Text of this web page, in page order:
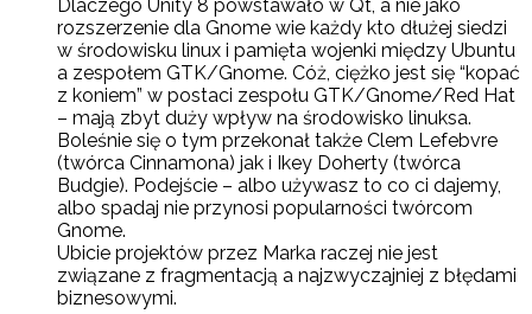
Dlaczego Unity 8 powstawało w Qt, a nie jako
rozszerzenie dla Gnome wie każdy kto dłużej siedzi
w środowisku linux i pamięta wojenki między Ubuntu
a zespołem GTK/Gnome. Cóż, ciężko jest się “kopać
z koniem” w postaci zespołu GTK/Gnome/Red Hat
– mają zbyt duży wpływ na środowisko linuksa.
Boleśnie się o tym przekonał także Clem Lefebvre
(twórca Cinnamona) jak i Ikey Doherty (twórca
Budgie). Podejście – albo używasz to co ci dajemy,
albo spadaj nie przynosi popularności twórcom
Gnome.
Ubicie projektów przez Marka raczej nie jest
związane z fragmentacją a najzwyczajniej z błędami
biznesowymi.